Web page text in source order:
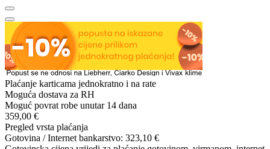
Plaćanje karticama jednokratno i na rate
Moguća dostava za RH
Moguć povrat robe unutar 14 dana
359,00 €
Pregled vrsta plaćanja
Gotovina / Internet bankarstvo: 323,10 €